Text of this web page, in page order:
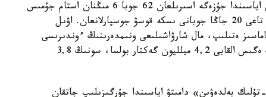
س. كۋلاگيننىڭ ايتۋىنشا، يندۋستريالاندىرۋ كارتاسى اياسىندا جۇزەگە اسىرىلعان 62 جوبا 6 مىڭنان استام جۇمىس
ورنىن اشۋعا مۇمكىندىك بەرگەن. جىل اياعىنا دەيىن تاعى 20 جاڭا جوبانى ىسكە قوسۋ جوسپارلانعان. اۋىل
ەتىلىپ، مال شارۋاشىلىعى ونىمدەرىنىڭ ءوندىرىسى
ۇلعايدى. وڭىردەگى اۋىل شارۋاشىلىعى داقىلدارىنىڭ ەگىس القابى 4,2 ميلليون گەكتار بولسا، سونىڭ 3,8
تۇلىك بەلدەۋىن» دامىتۋ اياسىندا جۇرگىزىلىپ جاتقان